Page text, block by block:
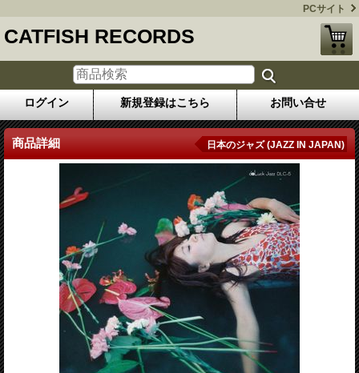
PCサイト
CATFISH RECORDS
ログイン 新規登録はこちら お問い合せ
商品詳細 日本のジャズ (JAZZ IN JAPAN)